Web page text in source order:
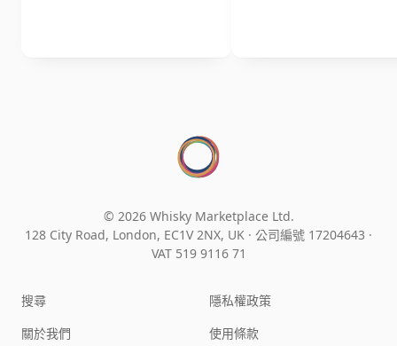
© 2026 Whisky Marketplace Ltd.
128 City Road, London, EC1V 2NX, UK · 公司編號 17204643 ·
VAT 519 9116 71
搜尋
關於我們
隱私權政策
使用條款